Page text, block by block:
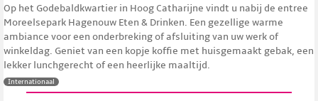
Op het Godebaldkwartier in Hoog Catharijne vindt u nabij de entree
Moreelsepark Hagenouw Eten & Drinken. Een gezellige warme
ambiance voor een onderbreking of afsluiting van uw werk of
winkeldag. Geniet van een kopje koffie met huisgemaakt gebak, een
lekker lunchgerecht of een heerlijke maaltijd.
Internationaal